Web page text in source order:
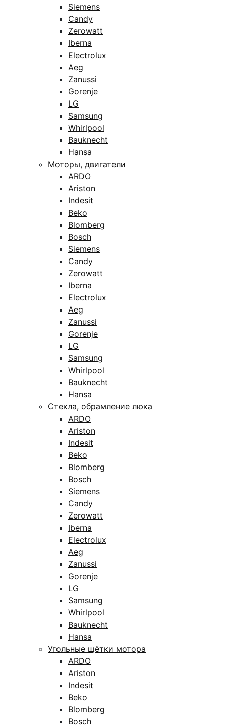
Siemens
Candy
Zerowatt
Iberna
Electrolux
Aeg
Zanussi
Gorenje
LG
Samsung
Whirlpool
Bauknecht
Hansa
Моторы, двигатели
ARDO
Ariston
Indesit
Beko
Blomberg
Bosch
Siemens
Candy
Zerowatt
Iberna
Electrolux
Aeg
Zanussi
Gorenje
LG
Samsung
Whirlpool
Bauknecht
Hansa
Стекла, обрамление люка
ARDO
Ariston
Indesit
Beko
Blomberg
Bosch
Siemens
Candy
Zerowatt
Iberna
Electrolux
Aeg
Zanussi
Gorenje
LG
Samsung
Whirlpool
Bauknecht
Hansa
Угольные щётки мотора
ARDO
Ariston
Indesit
Beko
Blomberg
Bosch